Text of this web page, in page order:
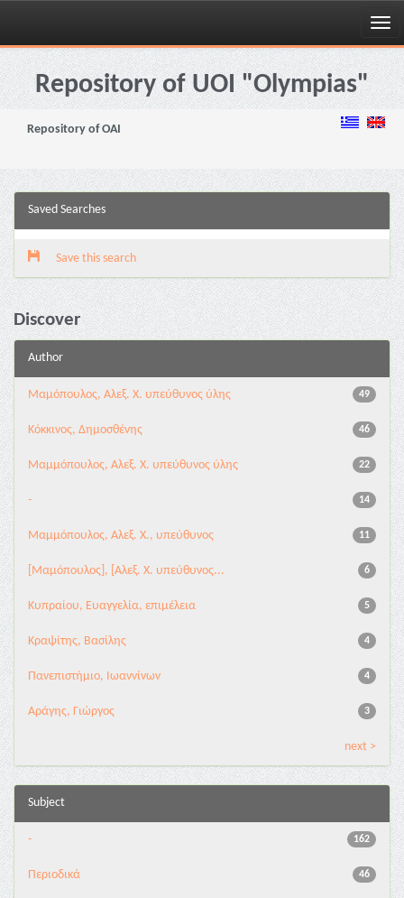
Skip
navigationRepository of UOI "Olympias"
Repository of OAI
Saved Searches
Save this search
Discover
Author
49
Μαμόπουλος, Αλεξ. Χ. υπεύθυνος ύλης
46
Κόκκινος, Δημοσθένης
22
Μαμμόπουλος, Αλεξ. Χ. υπεύθυνος ύλης
14
-
11
Μαμμόπουλος, Αλεξ. Χ., υπεύθυνος
6
[Μαμόπουλος], [Αλεξ. Χ. υπεύθυνος...
5
Κυπραίου, Ευαγγελία, επιμέλεια
4
Κραψίτης, Βασίλης
4
Πανεπιστήμιο, Ιωαννίνων
3
Αράγης, Γιώργος
next >
Subject
162
-
46
Περιοδικά